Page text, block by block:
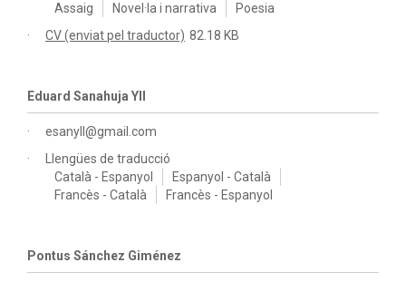
Assaig Novel·la i narrativa
Poesia
CV (enviat pel traductor) 82.18 KB
Eduard Sanahuja Yll
esanyll@gmail.com
Llengües de traducció
Català - Espanyol
Espanyol - Català
Francès - Català
Francès - Espanyol
Pontus Sánchez Giménez